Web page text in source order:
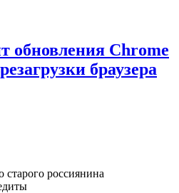
обновления Chrome
браузера
старого россиянина